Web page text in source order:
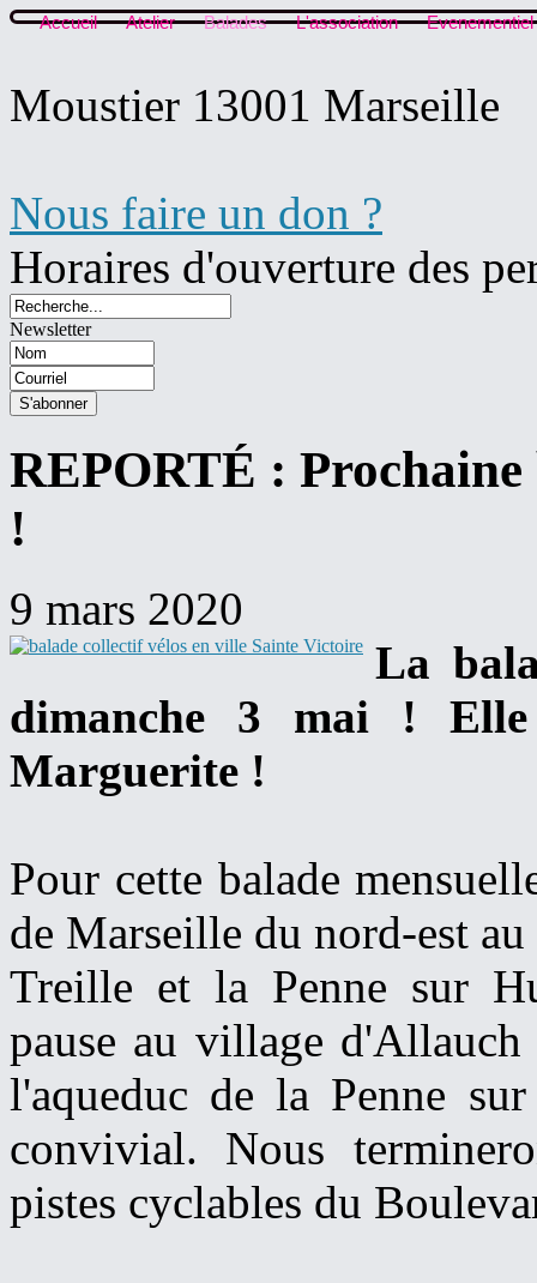
Accueil Atelier Balades L'association Evenementiel
Moustier 13001 Marseille
Nous faire un don ?
Horaires d'ouverture des
Newsletter
REPORTÉ :
!
9 mars 2020
La
dimanche 3 mai !
Marguerite !
Pour cette balade
de Marseille du nord-est
Treille et la Penne sur
pause au village
l'aqueduc de la Penne
convivial. Nous
pistes cyclables du